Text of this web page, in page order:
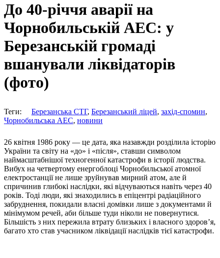
До 40-річчя аварії на
Чорнобильській АЕС: у
Березанській громаді
вшанували ліквідаторів
(фото)
Теги: Березанська СТГ, Березанський ліцей, захід-спомин,
Чорнобильська АЕС, новини
26 квітня 1986 року — це дата, яка назавжди розділила історію
України та світу на «до» і «після», ставши символом
наймасштабнішої техногенної катастрофи в історії людства.
Вибух на четвертому енергоблоці Чорнобильської атомної
електростанції не лише зруйнував мирний атом, але й
спричинив глибокі наслідки, які відчуваються навіть через 40
років. Тоді люди, які знаходились в епіцентрі радіаційного
забруднення, покидали власні домівки лише з документами й
мінімумом речей, аби більше туди ніколи не повернутися.
Більшість з них пережила втрату близьких і власного здоров’я,
багато хто став учасником ліквідації наслідків тієї катастрофи.